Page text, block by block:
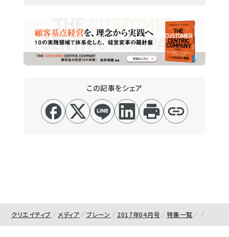
この記事をシェア
クリエイティブ メディア ブレーン 2017年04月号 特集一覧